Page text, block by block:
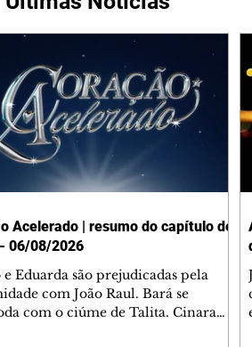
Acelerado | resumo do capítulo de
06/08/2026
e Eduarda são prejudicadas pela
com João Raul. Bará se
com o ciúme de Talita. Cinara